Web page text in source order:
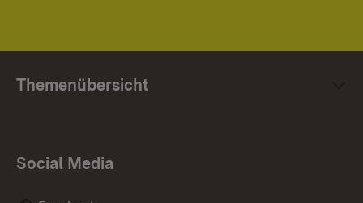
Themenübersicht
Social Media